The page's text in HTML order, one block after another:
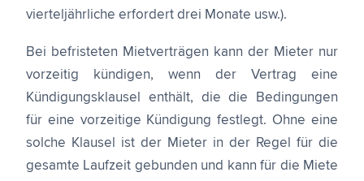
vierteljährliche erfordert drei Monate usw.).
Bei befristeten Mietverträgen kann der Mieter nur
vorzeitig kündigen, wenn der Vertrag eine
Kündigungsklausel enthält, die die Bedingungen
für eine vorzeitige Kündigung festlegt. Ohne eine
solche Klausel ist der Mieter in der Regel für die
gesamte Laufzeit gebunden und kann für die Miete